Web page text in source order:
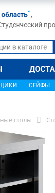
,
СЕЙФЫ
столы